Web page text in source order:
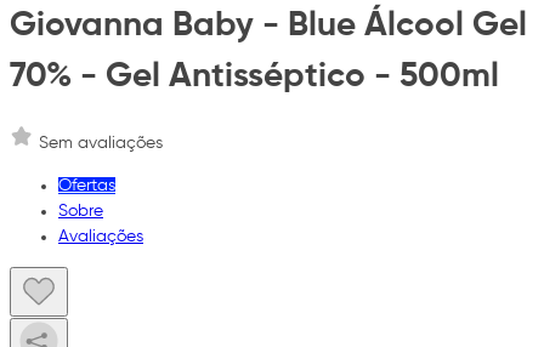
Giovanna Baby - Blue Álcool Gel
70% - Gel Antisséptico - 500ml
Sem avaliações
Ofertas
Sobre
Avaliações